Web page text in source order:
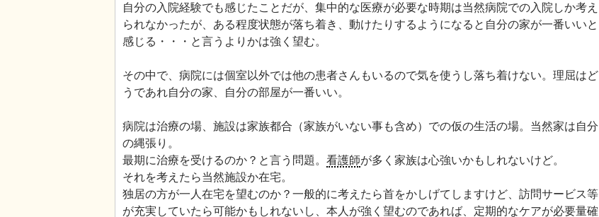
自分の入院経験でも感じたことだが、集中的な医療が必要な時期は当然病院での入院しか考え
られなかったが、ある程度状態が落ち着き、動けたりするようになると自分の家が一番いいと
感じる・・・と言うよりかは強く望む。
その中で、病院には個室以外では他の患者さんもいるので気を使うし落ち着けない。理屈はど
うであれ自分の家、自分の部屋が一番いい。
病院は治療の場、施設は家族都合（家族がいない事も含め）での仮の生活の場。当然家は自分
の縄張り。
最期に治療を受けるのか？と言う問題。 看護師が多く家族は心強いかもしれないけど。
それを考えたら当然施設か在宅。
独居の方が一人在宅を望むのか？一般的に考えたら首をかしげてしますけど、訪問サービス等
が充実していたら可能かもしれないし、本人が強く望むのであれば、定期的なケアが必要量確